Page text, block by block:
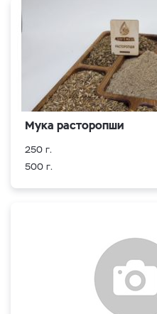
Мука расторопши
250 г.
500 г.